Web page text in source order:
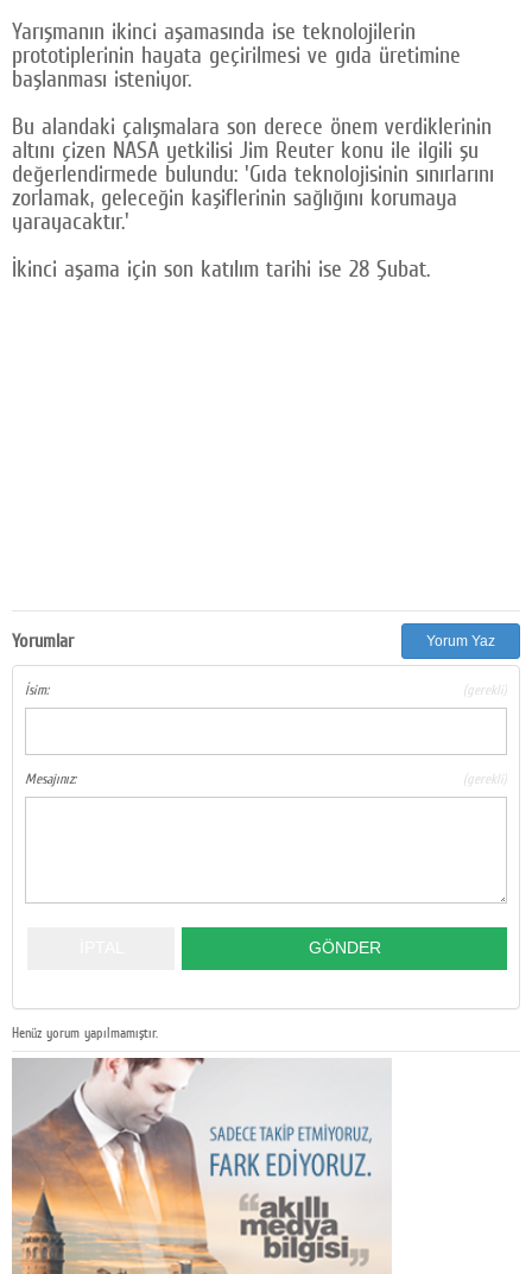
Yarışmanın ikinci aşamasında ise teknolojilerin
prototiplerinin hayata geçirilmesi ve gıda üretimine
başlanması isteniyor.
Bu alandaki çalışmalara son derece önem verdiklerinin
altını çizen NASA yetkilisi Jim Reuter konu ile ilgili şu
değerlendirmede bulundu: 'Gıda teknolojisinin sınırlarını
zorlamak, geleceğin kaşiflerinin sağlığını korumaya
yarayacaktır.'
İkinci aşama için son katılım tarihi ise 28 Şubat.
Yorumlar Yorum Yaz
İsim: (gerekli)
Mesajınız: (gerekli)
Henüz yorum yapılmamıştır.